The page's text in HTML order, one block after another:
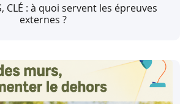
CLÉ : à quoi servent les épreuves
externes ?